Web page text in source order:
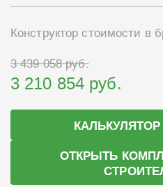
Конструктор стоимости в
3 439 058 руб.
3 210 854 руб.
ОТКРЫТЬ